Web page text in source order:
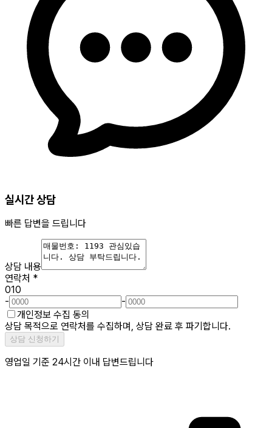
실시간 상담
빠른 답변을 드립니다
상담 내용
연락처 *
010
-
-
개인정보 수집 동의
상담 목적으로 연락처를 수집하며, 상담 완료 후 파기합니다.
상담 신청하기
영업일 기준 24시간 이내 답변드립니다